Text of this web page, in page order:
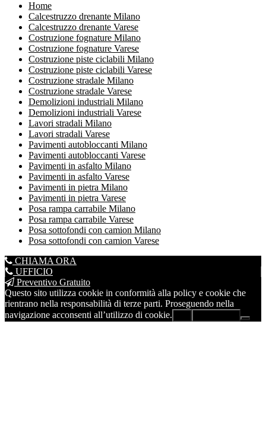
Home
Calcestruzzo drenante Milano
Calcestruzzo drenante Varese
Costruzione fognature Milano
Costruzione fognature Varese
Costruzione piste ciclabili Milano
Costruzione piste ciclabili Varese
Costruzione stradale Milano
Costruzione stradale Varese
Demolizioni industriali Milano
Demolizioni industriali Varese
Lavori stradali Milano
Lavori stradali Varese
Pavimenti autobloccanti Milano
Pavimenti autobloccanti Varese
Pavimenti in asfalto Milano
Pavimenti in asfalto Varese
Pavimenti in pietra Milano
Pavimenti in pietra Varese
Posa rampa carrabile Milano
Posa rampa carrabile Varese
Posa sottofondi con camion Milano
Posa sottofondi con camion Varese
CHIAMA ORA
UFFICIO
Preventivo Gratuito
Questo sito utilizza cookie in conformità alla policy e cookie che
rientrano nella responsabilità di terze parti. Proseguendo nella
navigazione acconsenti all’utilizzo di cookie.